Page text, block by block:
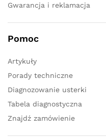
Gwarancja i reklamacja
Pomoc
Artykuły
Porady techniczne
Diagnozowanie usterki
Tabela diagnostyczna
Znajdź zamówienie